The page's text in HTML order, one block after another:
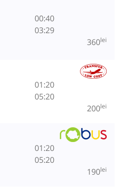
00:40
03:29
360lei
01:20
05:20
200lei
01:20
05:20
190lei